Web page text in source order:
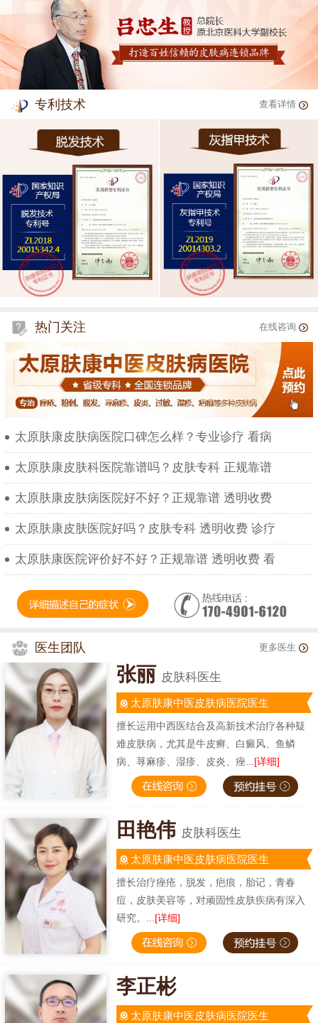
专利技术 查看详情
热门关注 在线咨询
太原肤康皮肤病医院口碑怎么样？专业诊疗 看病
太原肤康皮肤科医院靠谱吗？皮肤专科 正规靠谱
太原肤康皮肤病医院好不好？正规靠谱 透明收费
太原肤康皮肤医院好吗？皮肤专科 透明收费 诊疗
太原肤康医院评价好不好？正规靠谱 透明收费 看
医生团队 更多医生
张丽 皮肤科医生
太原肤康中医皮肤病医院医生
擅长运用中西医结合及高新技术治疗各种疑
难皮肤病，尤其是牛皮癣、白癜风、鱼鳞
病、荨麻疹、湿疹、皮炎、痤... [详细]
田艳伟 皮肤科医生
太原肤康中医皮肤病医院医生
擅长治疗痤疮，脱发，疤痕，胎记，青春
痘，皮肤美容等，对顽固性皮肤疾病有深入
研究。... [详细]
李正彬
太原肤康中医皮肤病医院医生